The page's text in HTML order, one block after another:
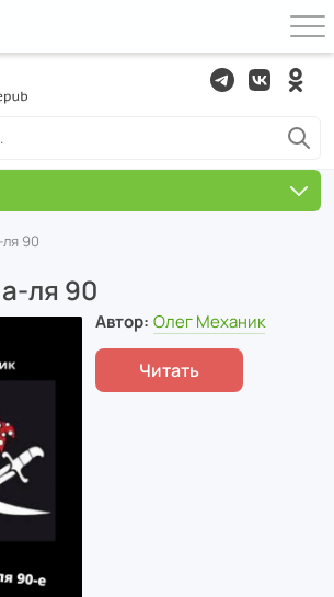
90
ля 90
Автор: Олег Механик
Читать